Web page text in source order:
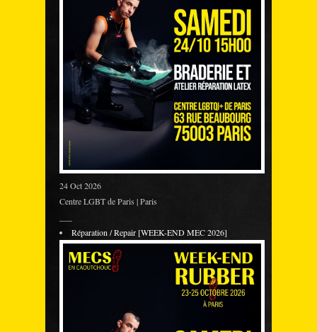
24 Oct 2026
Centre LGBT de Paris | Paris
Réparation / Repair [WEEK-END MEC 2026]